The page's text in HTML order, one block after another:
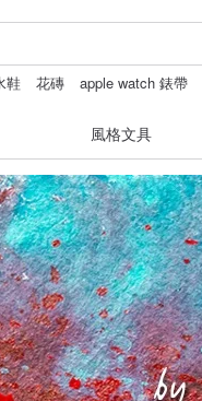
鞋 花磚 apple watch 錶帶
風格文具